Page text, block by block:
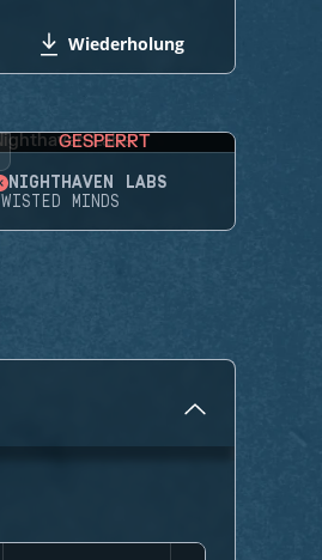
Wiederholung
GESPERRT
NIGHTHAVEN LABS
TWISTED MINDS